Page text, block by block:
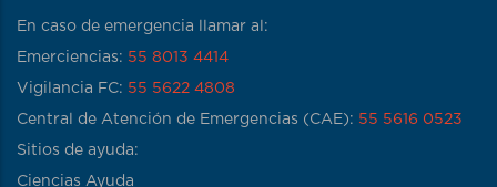
En caso de emergencia llamar al:
Emerciencias: 55 8013 4414
Vigilancia FC: 55 5622 4808
Central de Atención de Emergencias (CAE): 55 5616 0523
Sitios de ayuda:
Ciencias Ayuda